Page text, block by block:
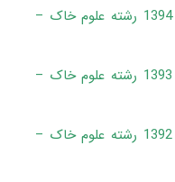
دانلود سؤالات آزمون دکتری 1394 رشته علوم خاک –
دانلود سؤالات آزمون دکتری 1393 رشته علوم خاک –
دانلود سؤالات آزمون دکتری 1392 رشته علوم خاک –